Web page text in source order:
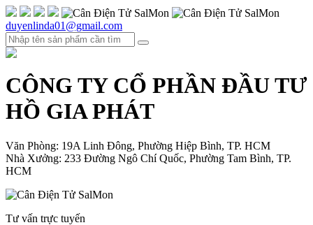
duyenlinda01@gmail.com
CÔNG TY CỔ PHẦN ĐẦU TƯ
HỒ GIA PHÁT
Văn Phòng: 19A Linh Đông, Phường Hiệp Bình, TP. HCM
Nhà Xưởng: 233 Đường Ngô Chí Quốc, Phường Tam Bình, TP.
HCM
Tư vấn trực tuyến